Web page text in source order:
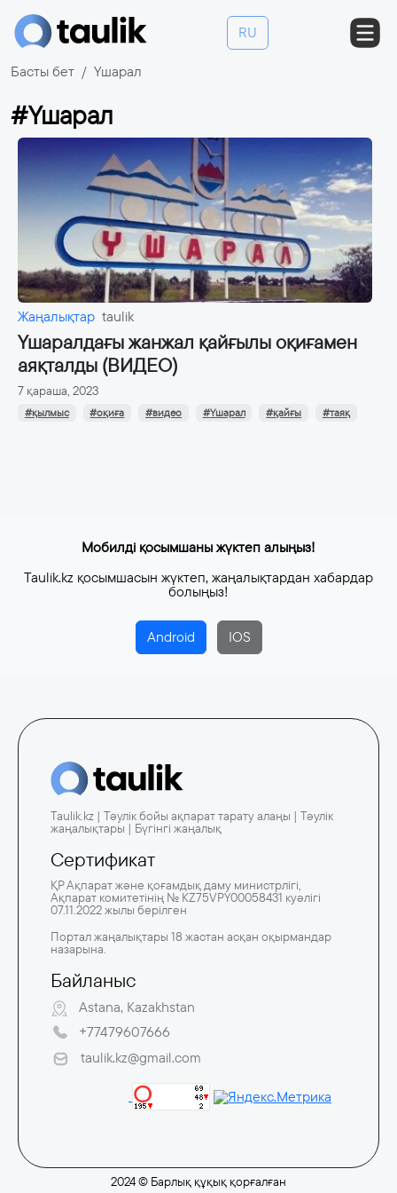
RU
Басты бет Үшарал
#Үшарал
Жаңалықтар taulik
Үшаралдағы жанжал қайғылы оқиғамен
аяқталды (ВИДЕО)
7 қараша, 2023
#қылмыс #оқиға #видео #Үшарал #қайғы #таяқ
Мобилді қосымшаны жүктеп алыңыз!
Taulik.kz қосымшасын жүктеп, жаңалықтардан хабардар
болыңыз!
Android IOS
Taulik.kz | Тәулік бойы ақпарат тарату алаңы | Тәулік
жаңалықтары | Бүгінгі жаңалық
Сертификат
ҚР Ақпарат және қоғамдық даму министрлігі,
Ақпарат комитетінің № KZ75VPY00058431 куәлігі
07.11.2022 жылы берілген
Портал жаңалықтары 18 жастан асқан оқырмандар
назарына.
Байланыс
Astana, Kazakhstan
+77479607666
taulik.kz@gmail.com
2024 © Барлық құқық қорғалған